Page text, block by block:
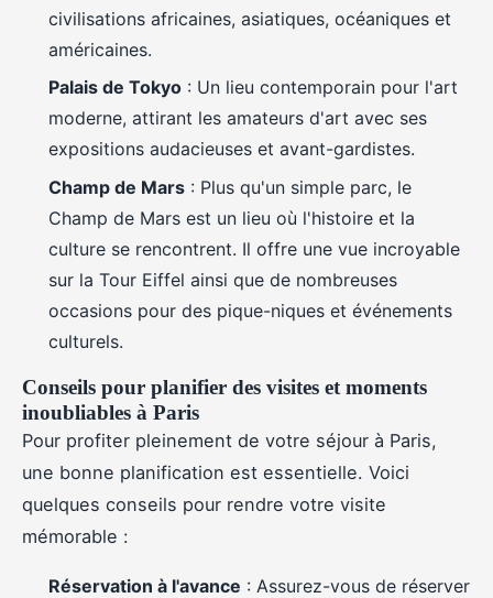
civilisations africaines, asiatiques, océaniques et
américaines.
Palais de Tokyo : Un lieu contemporain pour l'art
moderne, attirant les amateurs d'art avec ses
expositions audacieuses et avant-gardistes.
Champ de Mars : Plus qu'un simple parc, le
Champ de Mars est un lieu où l'histoire et la
culture se rencontrent. Il offre une vue incroyable
sur la Tour Eiffel ainsi que de nombreuses
occasions pour des pique-niques et événements
culturels.
Conseils pour planifier des visites et moments
inoubliables à Paris
Pour profiter pleinement de votre séjour à Paris,
une bonne planification est essentielle. Voici
quelques conseils pour rendre votre visite
mémorable :
Réservation à l'avance : Assurez-vous de réserver